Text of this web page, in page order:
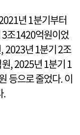
년 1분기부터
3조1420억원이었
2023년 1분기 2조
, 2025년 1분기 1
등으로 줄었다. 이
.